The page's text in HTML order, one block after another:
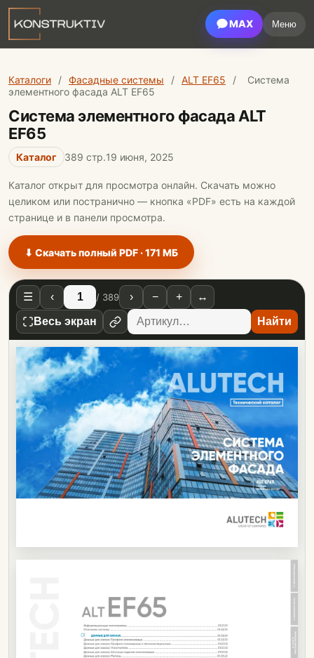
MAX Меню
Каталоги / Фасадные системы / ALT EF65 /
Система
элементного фасада ALT EF65
Система элементного фасада ALT
EF65
Каталог 389 стр.19 июня, 2025
Каталог открыт для просмотра онлайн. Скачать можно
целиком или постранично — кнопка «PDF» есть на каждой
странице и в панели просмотра.
⬇ Скачать полный PDF · 171 МБ
☰ ‹ / 389 › − + ↔
Весь экран Найти